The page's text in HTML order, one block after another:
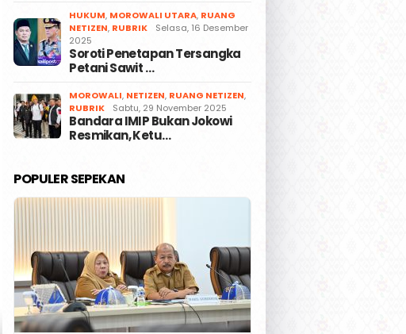
HUKUM, MOROWALI UTARA, RUANG
NETIZEN, RUBRIK
Selasa, 16 Desember
2025
Soroti Penetapan Tersangka
Petani Sawit …
MOROWALI, NETIZEN, RUANG NETIZEN,
RUBRIK
Sabtu, 29 November 2025
Bandara IMIP Bukan Jokowi
Resmikan, Ketu…
POPULER SEPEKAN